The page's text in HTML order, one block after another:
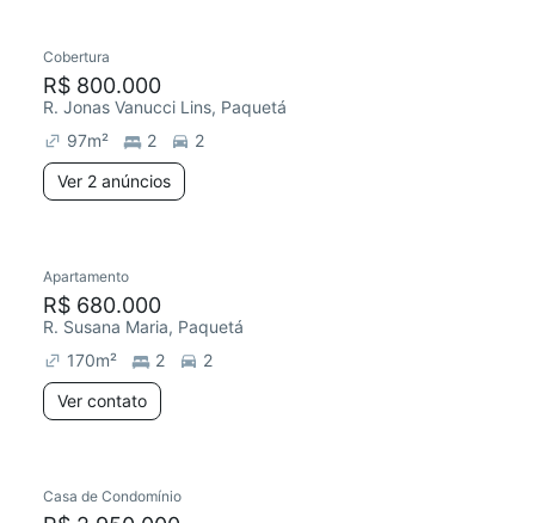
Chegou este mês
Cobertura
R$ 800.000
R. Jonas Vanucci Lins, Paquetá
97m² 2
2
Ver 2 anúncios
Redecorar
Apartamento
R$ 680.000
R. Susana Maria, Paquetá
170m² 2
2
Ver contato
Chegou este mês
Casa de Condomínio